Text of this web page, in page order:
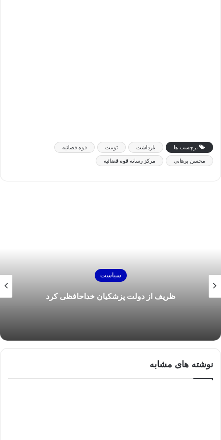
برچسب ها بازداشت توییت قوه قضائیه
محسن برهانی مرکز رسانه قوه قضائیه
سیاست
ظریف از دولت پزشکیان خداحافظی کرد
نوشته های مشابه